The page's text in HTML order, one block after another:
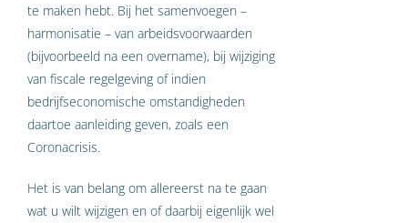
te maken hebt. Bij het samenvoegen –
harmonisatie – van arbeidsvoorwaarden
(bijvoorbeeld na een overname), bij wijziging
van fiscale regelgeving of indien
bedrijfseconomische omstandigheden
daartoe aanleiding geven, zoals een
Coronacrisis.
Het is van belang om allereerst na te gaan
wat u wilt wijzigen en of daarbij eigenlijk wel